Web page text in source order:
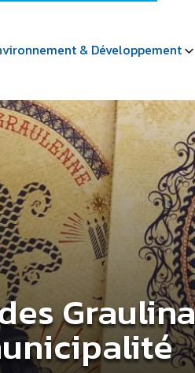
& Développement